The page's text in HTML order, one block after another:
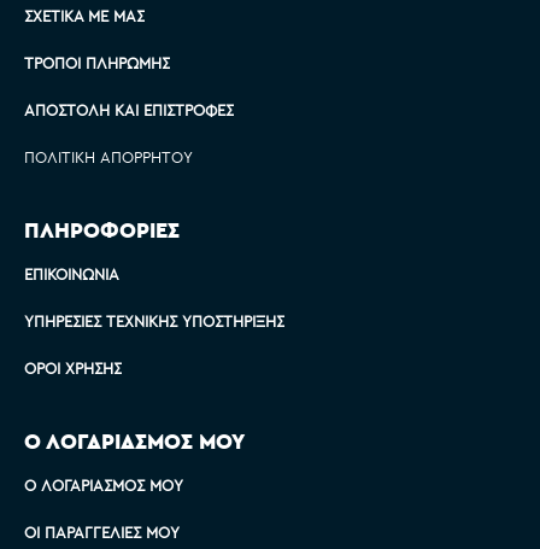
ΣΧΕΤΙΚΆ ΜΕ ΜΑΣ
ΤΡΌΠΟΙ ΠΛΗΡΩΜΉΣ
ΑΠΟΣΤΟΛΉ ΚΑΙ ΕΠΙΣΤΡΟΦΈΣ
ΠΟΛΙΤΙΚΉ ΑΠΟΡΡΉΤΟΥ
ΠΛΗΡΟΦΟΡΙΕΣ
ΕΠΙΚΟΙΝΩΝΊΑ
ΥΠΗΡΕΣΊΕΣ ΤΕΧΝΙΚΉΣ ΥΠΟΣΤΉΡΙΞΗΣ
ΌΡΟΙ ΧΡΉΣΗΣ
Ο ΛΟΓΑΡΙΑΣΜΟΣ ΜΟΥ
Ο ΛΟΓΑΡΙΑΣΜΌΣ ΜΟΥ
ΟΙ ΠΑΡΑΓΓΕΛΊΕΣ ΜΟΥ